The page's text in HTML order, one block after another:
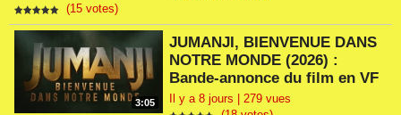
(15 votes)
3:05
JUMANJI, BIENVENUE DANS
NOTRE MONDE (2026) :
Bande-annonce du film en VF
Il y a 8 jours | 279 vues